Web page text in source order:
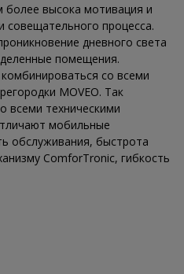
высока мотивация и
совещательного процесса.
дневного света
помещения.
со всеми
MOVEO. Так
всеми техническими
мобильные
обслуживания, быстрота
ComforTronic, гибкость